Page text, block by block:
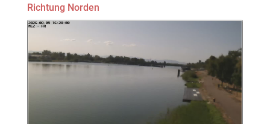
Richtung Norden